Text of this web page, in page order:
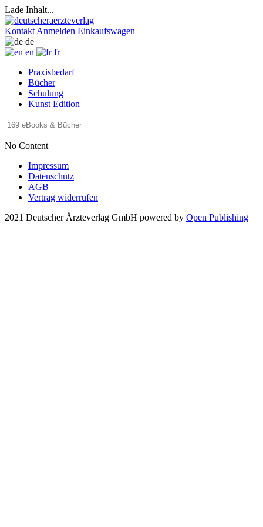
Lade Inhalt...
Kontakt Anmelden Einkaufswagen
de
en
fr
Praxisbedarf
Bücher
Schulung
Kunst Edition
No Content
Impressum
Datenschutz
AGB
Vertrag widerrufen
2021 Deutscher Ärzteverlag GmbH powered by Open Publishing